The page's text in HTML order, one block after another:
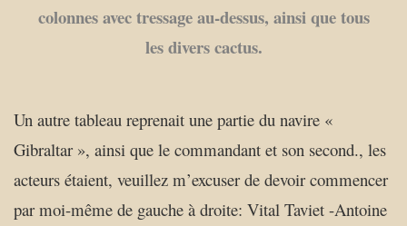
colonnes avec tressage au-dessus, ainsi que tous
les divers cactus.
Un autre tableau reprenait une partie du navire «
Gibraltar », ainsi que le commandant et son second., les
acteurs étaient, veuillez m’excuser de devoir commencer
par moi-même de gauche à droite: Vital Taviet -Antoine